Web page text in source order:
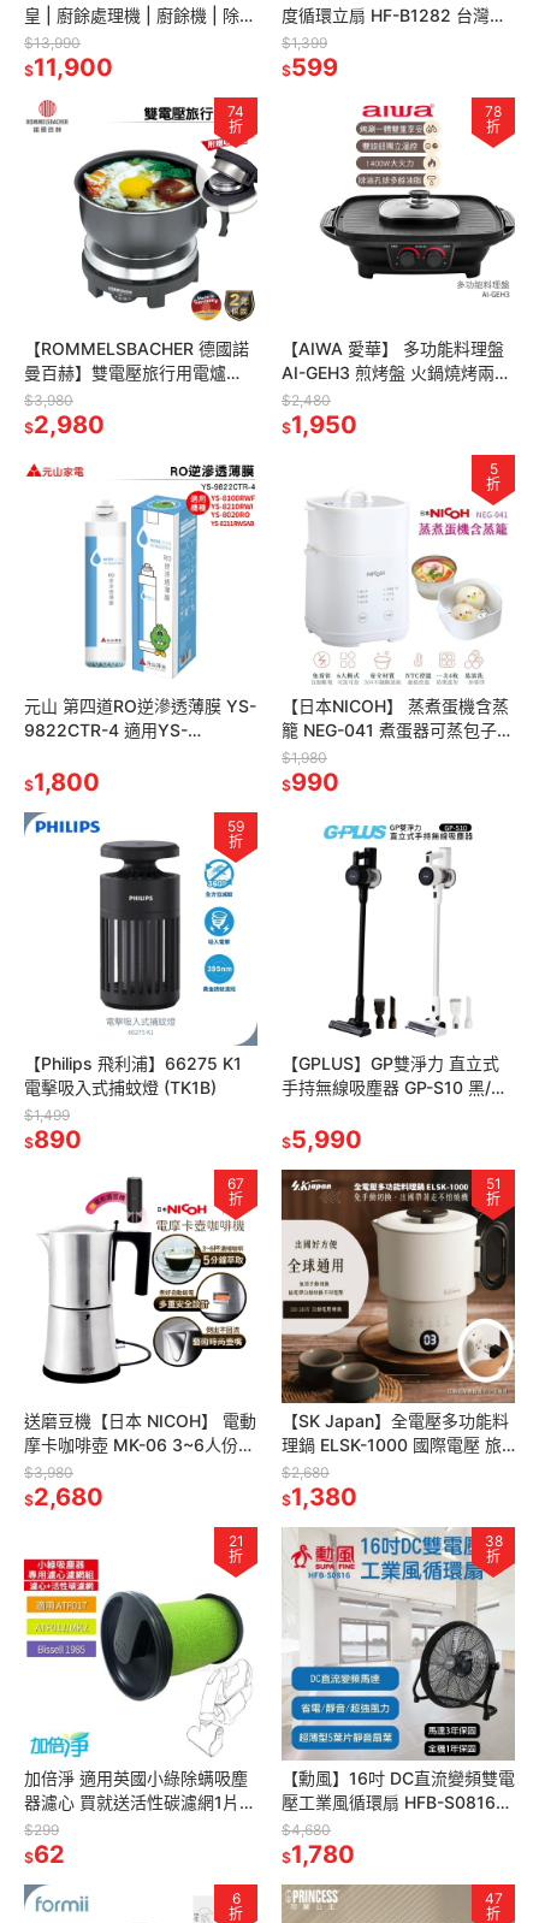
皇 | 廚餘處理機 | 廚餘機 | 除臭
活性碳濾心 | 單日最超高處理
15L
$13,990
$11,900
度循環立扇 HF-B1282 台灣製
電風扇 風扇 電扇 立扇 涼風扇
循環扇
$1,399
$599
74
折
【ROMMELSBACHER 德國諾
曼百赫】雙電壓旅行用電爐
RK501/SU 原廠保固 空姐鍋 旅
行鍋
$3,980
$2,980
78
折
【AIWA 愛華】 多功能料理盤
AI-GEH3 煎烤盤 火鍋燒烤兩用
盤 中秋節烤肉必備
$2,480
$1,950
元山 第四道RO逆滲透薄膜 YS-
9822CTR-4 適用YS-
8020RO
$1,800
5
折
【日本NICOH】 蒸煮蛋機含蒸
籠 NEG-041 煮蛋器可蒸包子
蒸饅頭 溏心蛋 溫泉蛋 金沙蛋
蒸蛋羹 QQ蛋 優格
$1,980
$990
59
折
【Philips 飛利浦】66275 K1
電擊吸入式捕蚊燈 (TK1B)
$1,499
$890
【GPLUS】GP雙淨力 直立式
手持無線吸塵器 GP-S10 黑/白
持吸塵器
$5,990
67
折
送磨豆機【日本 NICOH】 電動
摩卡咖啡壺 MK-06 3~6人份
304不鏽鋼 摩卡壺
$3,980
$2,680
51
折
【SK Japan】全電壓多功能料
理鍋 ELSK-1000 國際電壓 旅
行鍋 316不銹鋼 美食鍋 萬用鍋
雙電壓
$2,680
$1,380
21
折
加倍淨 適用英國小綠除螨吸塵
器濾心 買就送活性碳濾網1片
ATF017 012 MK2
$299
$62
38
折
【勳風】16吋 DC直流變頻雙電
壓工業風循環扇 HFB-S0816
強力渦流 工業扇 箱扇 電風扇
快速冷房 風扇
$4,680
$1,780
6
折
47
折